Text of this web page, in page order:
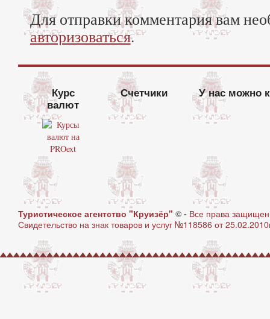
Для отправки комментария вам
авторизоваться.
Курс
валют
Счетчики У нас можно
Туристическое агентство "Круизёр" © - Все права
Свидетельство на знак товаров и услуг №118586 от